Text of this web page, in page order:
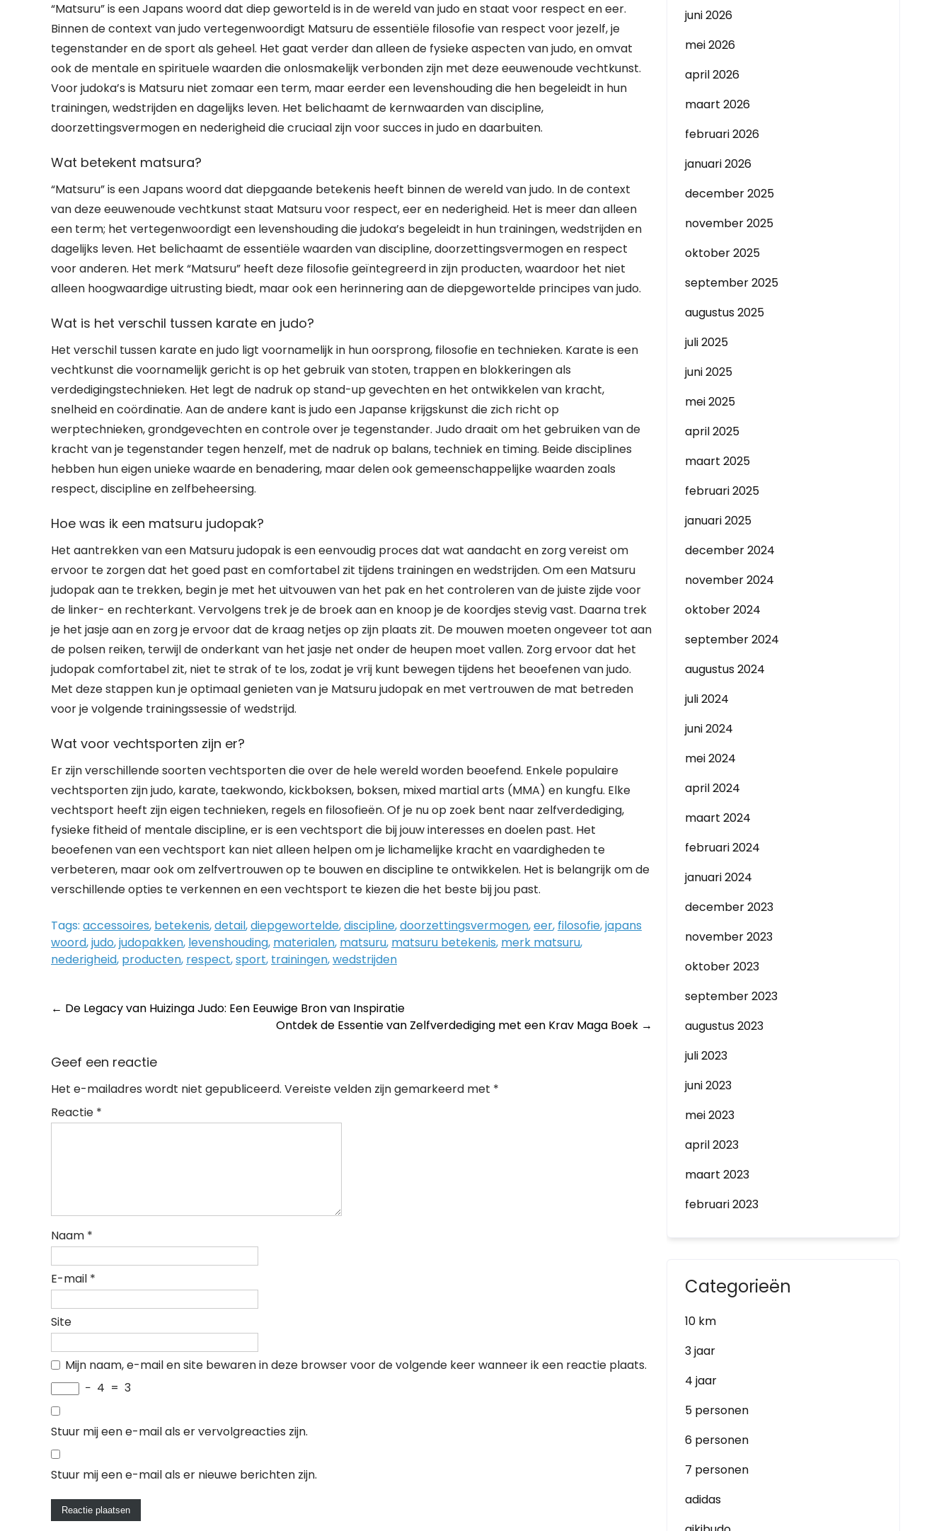
“Matsuru” is een Japans woord dat diep geworteld is in de wereld van judo en staat voor respect en eer.
Binnen de context van judo vertegenwoordigt Matsuru de essentiële filosofie van respect voor jezelf, je
tegenstander en de sport als geheel. Het gaat verder dan alleen de fysieke aspecten van judo, en omvat
ook de mentale en spirituele waarden die onlosmakelijk verbonden zijn met deze eeuwenoude vechtkunst.
Voor judoka’s is Matsuru niet zomaar een term, maar eerder een levenshouding die hen begeleidt in hun
trainingen, wedstrijden en dagelijks leven. Het belichaamt de kernwaarden van discipline,
doorzettingsvermogen en nederigheid die cruciaal zijn voor succes in judo en daarbuiten.
Wat betekent matsura?
“Matsuru” is een Japans woord dat diepgaande betekenis heeft binnen de wereld van judo. In de context
van deze eeuwenoude vechtkunst staat Matsuru voor respect, eer en nederigheid. Het is meer dan alleen
een term; het vertegenwoordigt een levenshouding die judoka’s begeleidt in hun trainingen, wedstrijden en
dagelijks leven. Het belichaamt de essentiële waarden van discipline, doorzettingsvermogen en respect
voor anderen. Het merk “Matsuru” heeft deze filosofie geïntegreerd in zijn producten, waardoor het niet
alleen hoogwaardige uitrusting biedt, maar ook een herinnering aan de diepgewortelde principes van judo.
Wat is het verschil tussen karate en judo?
Het verschil tussen karate en judo ligt voornamelijk in hun oorsprong, filosofie en technieken. Karate is een
vechtkunst die voornamelijk gericht is op het gebruik van stoten, trappen en blokkeringen als
verdedigingstechnieken. Het legt de nadruk op stand-up gevechten en het ontwikkelen van kracht,
snelheid en coördinatie. Aan de andere kant is judo een Japanse krijgskunst die zich richt op
werptechnieken, grondgevechten en controle over je tegenstander. Judo draait om het gebruiken van de
kracht van je tegenstander tegen henzelf, met de nadruk op balans, techniek en timing. Beide disciplines
hebben hun eigen unieke waarde en benadering, maar delen ook gemeenschappelijke waarden zoals
respect, discipline en zelfbeheersing.
Hoe was ik een matsuru judopak?
Het aantrekken van een Matsuru judopak is een eenvoudig proces dat wat aandacht en zorg vereist om
ervoor te zorgen dat het goed past en comfortabel zit tijdens trainingen en wedstrijden. Om een Matsuru
judopak aan te trekken, begin je met het uitvouwen van het pak en het controleren van de juiste zijde voor
de linker- en rechterkant. Vervolgens trek je de broek aan en knoop je de koordjes stevig vast. Daarna trek
je het jasje aan en zorg je ervoor dat de kraag netjes op zijn plaats zit. De mouwen moeten ongeveer tot aan
de polsen reiken, terwijl de onderkant van het jasje net onder de heupen moet vallen. Zorg ervoor dat het
judopak comfortabel zit, niet te strak of te los, zodat je vrij kunt bewegen tijdens het beoefenen van judo.
Met deze stappen kun je optimaal genieten van je Matsuru judopak en met vertrouwen de mat betreden
voor je volgende trainingssessie of wedstrijd.
Wat voor vechtsporten zijn er?
Er zijn verschillende soorten vechtsporten die over de hele wereld worden beoefend. Enkele populaire
vechtsporten zijn judo, karate, taekwondo, kickboksen, boksen, mixed martial arts (MMA) en kungfu. Elke
vechtsport heeft zijn eigen technieken, regels en filosofieën. Of je nu op zoek bent naar zelfverdediging,
fysieke fitheid of mentale discipline, er is een vechtsport die bij jouw interesses en doelen past. Het
beoefenen van een vechtsport kan niet alleen helpen om je lichamelijke kracht en vaardigheden te
verbeteren, maar ook om zelfvertrouwen op te bouwen en discipline te ontwikkelen. Het is belangrijk om de
verschillende opties te verkennen en een vechtsport te kiezen die het beste bij jou past.
Tags: accessoires, betekenis,detail,diepgewortelde,discipline,doorzettingsvermogen,eer, filosofie,japans
woord,judo,judopakken, levenshouding, materialen, matsuru, matsuru betekenis, merk matsuru,
nederigheid, producten, respect,sport, trainingen,wedstrijden
Post
← De Legacy van Huizinga Judo: Een Eeuwige Bron van Inspiratie
Ontdek de Essentie van Zelfverdediging met een Krav Maga Boek →
Geef een reactie
Het e-mailadres wordt niet gepubliceerd. Vereiste velden zijn gemarkeerd met *
Reactie *
Naam *
E-mail *
Site
Mijn naam, e-mail en site bewaren in deze browser voor de volgende keer wanneer ik een reactie plaats.
− 4 = 3
Stuur mij een e-mail als er vervolgreacties zijn.
Stuur mij een e-mail als er nieuwe berichten zijn.
juni 2026
mei 2026
april 2026
maart 2026
februari 2026
januari 2026
december 2025
november 2025
oktober 2025
september 2025
augustus 2025
juli 2025
juni 2025
mei 2025
april 2025
maart 2025
februari 2025
januari 2025
december 2024
november 2024
oktober 2024
september 2024
augustus 2024
juli 2024
juni 2024
mei 2024
april 2024
maart 2024
februari 2024
januari 2024
december 2023
november 2023
oktober 2023
september 2023
augustus 2023
juli 2023
juni 2023
mei 2023
april 2023
maart 2023
februari 2023
Categorieën
10 km
3 jaar
4 jaar
5 personen
6 personen
7 personen
adidas